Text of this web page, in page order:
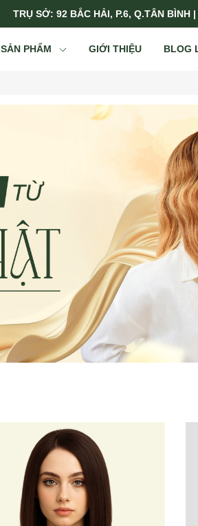
TRỤ SỞ: 92 BẮC HẢI, P.6, Q.TÂN BÌNH
SẢN PHẨM GIỚI THIỆU BLOG